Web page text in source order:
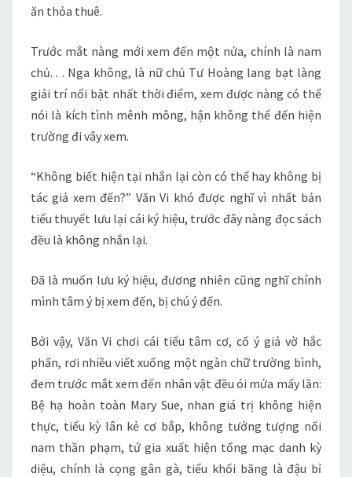
ăn thỏa thuê.
Trước mắt nàng mới xem đến một nửa, chính là nam
chủ. . . Nga không, là nữ chủ Tư Hoàng lang bạt làng
giải trí nổi bật nhất thời điểm, xem được nàng có thể
nói là kích tình mênh mông, hận không thể đến hiện
trường đi vây xem.
“Không biết hiện tại nhắn lại còn có thể hay không bị
tác giả xem đến?” Văn Vi khó được nghĩ vì nhất bản
tiểu thuyết lưu lại cái ký hiệu, trước đây nàng đọc sách
đều là không nhắn lại.
Đã là muốn lưu ký hiệu, đương nhiên cũng nghĩ chính
mình tâm ý bị xem đến, bị chú ý đến.
Bởi vậy, Văn Vi chơi cái tiểu tâm cơ, cố ý giả vờ hắc
phấn, rơi nhiều viết xuống một ngàn chữ trường bình,
đem trước mắt xem đến nhân vật đều ói mửa mấy lần:
Bệ hạ hoàn toàn Mary Sue, nhan giá trị không hiện
thực, tiểu kỳ lân kẻ cơ bắp, không tưởng tượng nổi
nam thần phạm, tứ gia xuất hiện tổng mạc danh kỳ
diệu, chính là cọng gân gà, tiểu khối băng là đậu bỉ